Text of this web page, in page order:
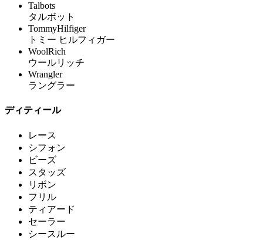
Talbots
タルボット
TommyHilfiger
トミー ヒルフィガー
WoolRich
ウールリッチ
Wrangler
ラングラー
ディティール
レース
シフォン
ビーズ
スタッズ
リボン
フリル
ティアード
セーラー
シースルー